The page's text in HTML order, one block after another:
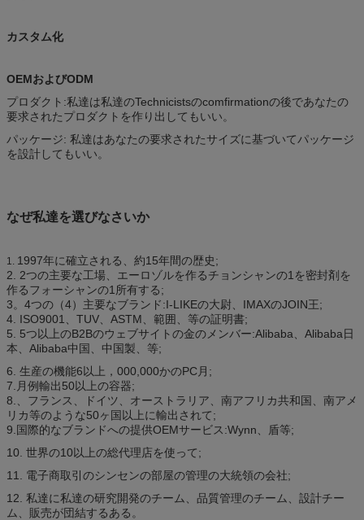
カスタム化
OEMおよびODM
プロダクト:私達は私達のTechnicistsのcomfirmationの後であなたの
要求されたプロダクトを作り出してもいい。
パッケージ: 私達はあなたの要求されたサイズに基づいてパッケージ
を設計してもいい。
なぜ私達を選びなさいか
1. 1997年に確立される、約15年間の歴史;
2. 2つの主要な工場、エーロゾルを作るチョンシャンの1を密封剤を
作るフォーシャンの1所有する;
3。4つの（4）主要なブランド:I-LIKEの大尉、IMAXのJOIN王;
4. ISO9001、TUV、ASTM、範囲、等の証明書;
5. 5つ以上のB2Bのウェブサイトの金のメンバー:Alibaba、Alibaba日
本、Alibaba中国、中国製、等;
6. 生産の機能6以上，000,000かのPC月;
7.月例輸出50以上の容器;
8.、フランス、ドイツ、オーストラリア、南アフリカ共和国、南アメ
リカ等のような50ヶ国以上に輸出されて;
9.国際的なブランドへの提供OEMサービス:Wynn、盾等;
10. 世界の10以上の総代理店を使って;
11. 電子商取引のシンセンの部屋の管理の大統領の会社;
12. 私達に私達の研究開発のチーム、品質管理のチーム、設計チー
ム、販売が団結するある。